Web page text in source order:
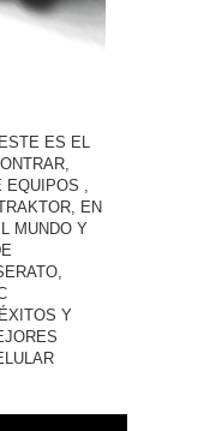
ES EL
,
EN
MUNDO Y
Y